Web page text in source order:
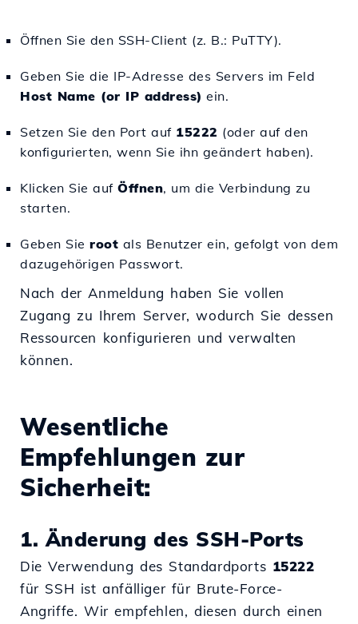
Öffnen Sie den SSH-Client (z. B.: PuTTY).
Geben Sie die IP-Adresse des Servers im Feld
Host Name (or IP address) ein.
Setzen Sie den Port auf 15222 (oder auf den
konfigurierten, wenn Sie ihn geändert haben).
Klicken Sie auf Öffnen, um die Verbindung zu
starten.
Geben Sie root als Benutzer ein, gefolgt von dem
dazugehörigen Passwort.
Nach der Anmeldung haben Sie vollen
Zugang zu Ihrem Server, wodurch Sie dessen
Ressourcen konfigurieren und verwalten
können.
Wesentliche
Empfehlungen zur
Sicherheit:
1. Änderung des SSH-Ports
Die Verwendung des Standardports 15222
für SSH ist anfälliger für Brute-Force-
Angriffe. Wir empfehlen, diesen durch einen